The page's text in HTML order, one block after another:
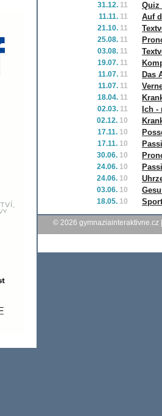
31.12. 11 Quiz
11.11. 11 Auf
21.10. 11
25.08. 11
03.08. 11
19.07. 11
11.07. 11 Das
11.07. 11
18.04. 11
02.03. 11 Ich -
02.12. 10
17.11. 10
17.11. 10
30.06. 10
24.06. 10
24.06. 10
03.06. 10
18.05. 10 Sport
© 2026 gymnaziainteraktivne.cz